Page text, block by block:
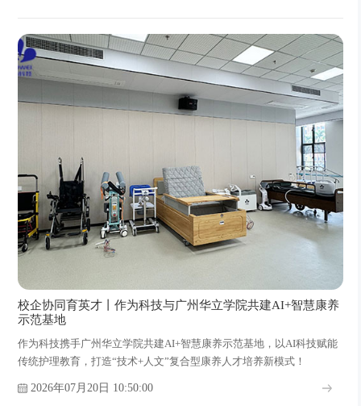
校企协同育英才丨作为科技与广州华立学院共建AI+智慧康养
示范基地
作为科技携手广州华立学院共建AI+智慧康养示范基地，以AI科技赋能
传统护理教育，打造“技术+人文”复合型康养人才培养新模式！
2026年07月20日 10:50:00